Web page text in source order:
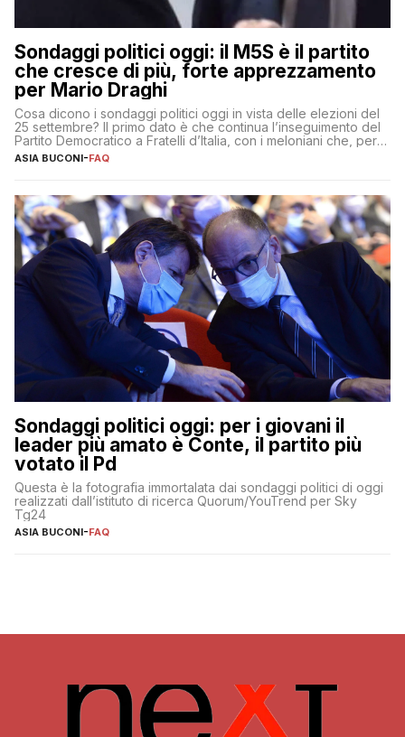
Sondaggi politici oggi: il M5S è il partito
che cresce di più, forte apprezzamento
per Mario Draghi
Cosa dicono i sondaggi politici oggi in vista delle elezioni del
25 settembre? Il primo dato è che continua l’inseguimento del
Partito Democratico a Fratelli d’Italia, con i meloniani che, però,
sembrano accumulare sempre più distacco affermandosi come
primo partito con il 24% (+0,7% rispetto a fine luglio), un
ASIA BUCONI-FAQ
Sondaggi politici oggi: per i giovani il
leader più amato è Conte, il partito più
votato il Pd
Questa è la fotografia immortalata dai sondaggi politici di oggi
realizzati dall’istituto di ricerca Quorum/YouTrend per Sky
Tg24
ASIA BUCONI-FAQ